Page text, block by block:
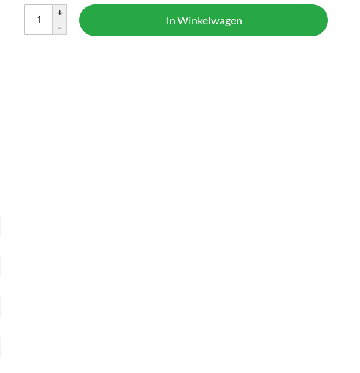
+
-
In Winkelwagen